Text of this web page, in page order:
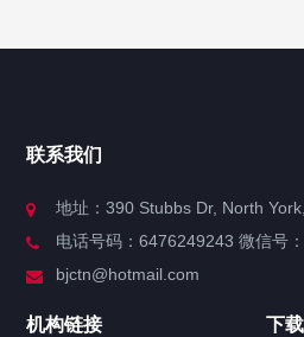
服务分类
联系我们
地址：390 Stubbs Dr, North
电话号码：6476249243 微信号
bjctn@hotmail.com
机构链接 下